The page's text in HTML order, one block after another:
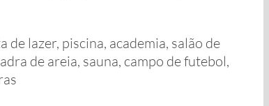
lazer, piscina, academia, salão de
de areia, sauna, campo de futebol,